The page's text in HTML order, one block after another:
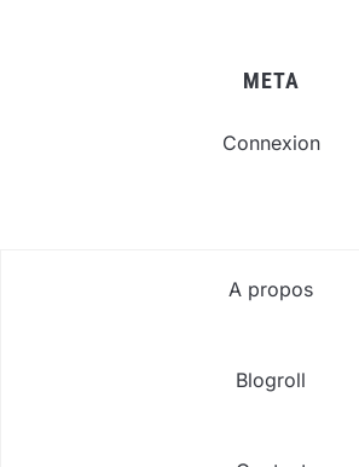
META
Connexion
A propos
Blogroll